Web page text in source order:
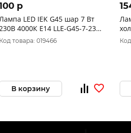
p
LED IEK G45 шар 7 Вт
4000К E14 LLE-G45-7-230-
40-E14
Код товара: 019466
В корзину